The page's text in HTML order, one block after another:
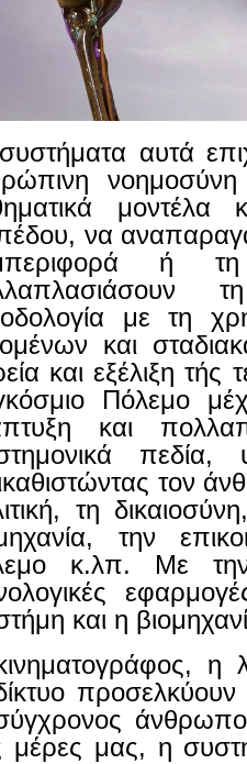
αυτά
νοημοσύνη
μοντέλα
να
ή τη
με τη
και
και εξέλιξη
Πόλεμο
και
πεδία,
τον
τη
την
κ.λπ. Με την
και η
η
μέρες μας, η